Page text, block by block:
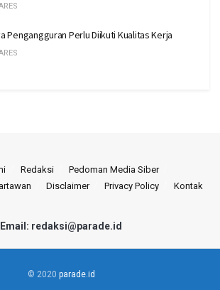
Pengangguran Perlu Diikuti Kualitas Kerja
Redaksi
Pedoman Media Siber
Disclaimer Privacy Policy Kontak
Email: redaksi@parade.id
© 2020 parade.id